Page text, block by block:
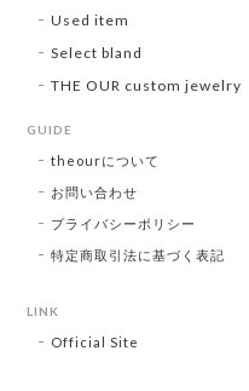
Used item
Select bland
THE OUR custom jewelry
GUIDE
theourについて
お問い合わせ
プライバシーポリシー
特定商取引法に基づく表記
LINK
Official Site